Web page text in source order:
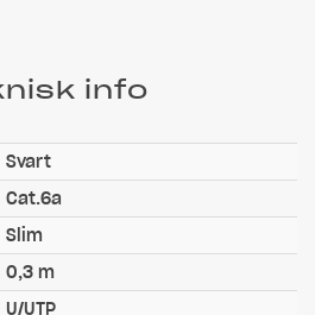
info
Svart
Cat.6a
Slim
0,3 m
U/UTP